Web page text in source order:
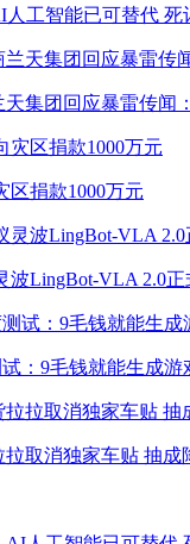
工智能已可替代 死
集团回应暴雷传闻
区捐款1000万元
波LingBot-VLA 2.0
：9毛钱就能生成游
取消独家车贴 抽成